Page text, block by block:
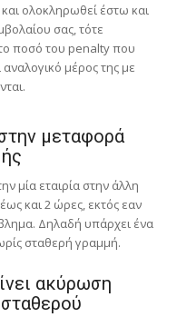
ολοκληρωθεί έστω και
σας, τότε
ποσό του penalty που
μέρος της με
μεταφορά
μία εταιρία στην άλλη
και 2 ώρες, εκτός εαν
Δηλαδή υπάρχει ένα
σταθερή γραμμή.
ακύρωση